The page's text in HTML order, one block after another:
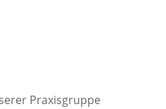
Praxisgruppe